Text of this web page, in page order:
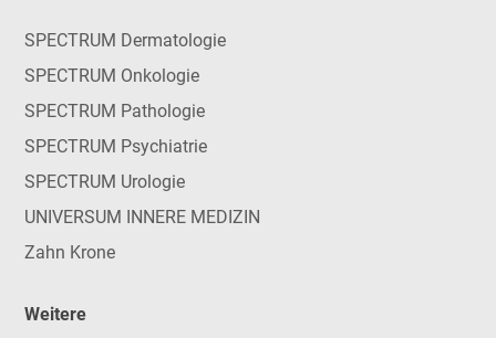
SPECTRUM Dermatologie
SPECTRUM Onkologie
SPECTRUM Pathologie
SPECTRUM Psychiatrie
SPECTRUM Urologie
UNIVERSUM INNERE MEDIZIN
Zahn Krone
Weitere